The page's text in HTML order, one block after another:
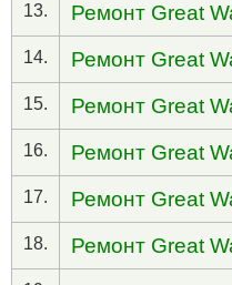
13. Ремонт Great
14. Ремонт Great
15. Ремонт Great
16. Ремонт Great
17. Ремонт Great
18. Ремонт Great